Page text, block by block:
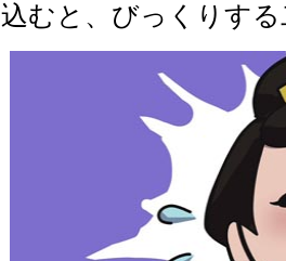
込むと、びっくりす